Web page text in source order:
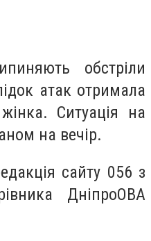
обстріли
атак отримала
Ситуація на
на вечір.
сайту 056 з
ДніпроОВА